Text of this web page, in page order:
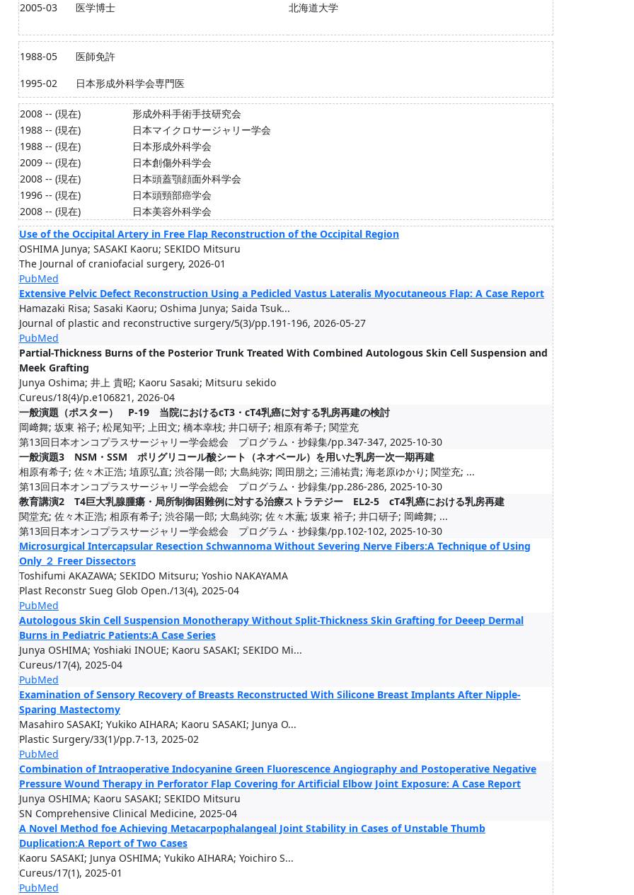
2005-03 医学博士 北海道大学
1988-05
医師免許
1995-02
日本形成外科学会専門医
2008 -- (現在)
形成外科手術手技研究会
1988 -- (現在)
日本マイクロサージャリー学会
1988 -- (現在)
日本形成外科学会
2009 -- (現在)
日本創傷外科学会
2008 -- (現在)
日本頭蓋顎顔面外科学会
1996 -- (現在)
日本頭頸部癌学会
2008 -- (現在)
日本美容外科学会
Use of the Occipital Artery in Free Flap Reconstruction of the Occipital Region
OSHIMA Junya; SASAKI Kaoru; SEKIDO Mitsuru
The Journal of craniofacial surgery, 2026-01
PubMed
Extensive Pelvic Defect Reconstruction Using a Pedicled Vastus Lateralis Myocutaneous Flap: A Case Report
Hamazaki Risa; Sasaki Kaoru; Oshima Junya; Saida Tsuk...
Journal of plastic and reconstructive surgery/5(3)/pp.191-196, 2026-05-27
PubMed
Partial-Thickness Burns of the Posterior Trunk Treated With Combined Autologous Skin Cell Suspension and
Meek Grafting
Junya Oshima; 井上 貴昭; Kaoru Sasaki; Mitsuru sekido
Cureus/18(4)/p.e106821, 2026-04
一般演題（ポスター） P-19 当院におけるcT3・cT4乳癌に対する乳房再建の検討
岡﨑舞; 坂東 裕子; 松尾知平; 上田文; 橋本幸枝; 井口研子; 相原有希子; 関堂充
第13回日本オンコプラスサージャリー学会総会 プログラム・抄録集/pp.347-347, 2025-10-30
一般演題3 NSM・SSM ポリグリコール酸シート（ネオベール）を用いた乳房一次一期再建
相原有希子; 佐々木正浩; 埴原弘直; 渋谷陽一郎; 大島純弥; 岡田朋之; 三浦祐貴; 海老原ゆかり; 関堂充; ...
第13回日本オンコプラスサージャリー学会総会 プログラム・抄録集/pp.286-286, 2025-10-30
教育講演2 T4巨大乳腺腫瘍・局所制御困難例に対する治療ストラテジー EL2-5 cT4乳癌における乳房再建
関堂充; 佐々木正浩; 相原有希子; 渋谷陽一郎; 大島純弥; 佐々木薫; 坂東 裕子; 井口研子; 岡﨑舞; ...
第13回日本オンコプラスサージャリー学会総会 プログラム・抄録集/pp.102-102, 2025-10-30
Microsurgical Intercapsular Resection Schwannoma Without Severing Nerve Fibers:A Technique of Using
Only ２ Freer Dissectors
Toshifumi AKAZAWA; SEKIDO Mitsuru; Yoshio NAKAYAMA
Plast Reconstr Sueg Glob Open./13(4), 2025-04
PubMed
Autologous Skin Cell Suspension Monotherapy Without Split-Thickness Skin Grafting for Deeep Dermal
Burns in Pediatric Patients:A Case Series
Junya OSHIMA; Yoshiaki INOUE; Kaoru SASAKI; SEKIDO Mi...
Cureus/17(4), 2025-04
PubMed
Examination of Sensory Recovery of Breasts Reconstructed With Silicone Breast Implants After Nipple-
Sparing Mastectomy
Masahiro SASAKI; Yukiko AIHARA; Kaoru SASAKI; Junya O...
Plastic Surgery/33(1)/pp.7-13, 2025-02
PubMed
Combination of Intraoperative Indocyanine Green Fluorescence Angiography and Postoperative Negative
Pressure Wound Therapy in Perforator Flap Covering for Artificial Elbow Joint Exposure: A Case Report
Junya OSHIMA; Kaoru SASAKI; SEKIDO Mitsuru
SN Comprehensive Clinical Medicine, 2025-04
A Novel Method foe Achieving Metacarpophalangeal Joint Stability in Cases of Unstable Thumb
Duplication:A Report of Two Cases
Kaoru SASAKI; Junya OSHIMA; Yukiko AIHARA; Yoichiro S...
Cureus/17(1), 2025-01
PubMed